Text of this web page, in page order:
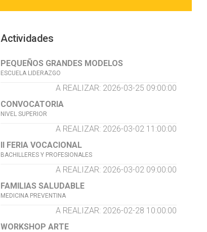
Actividades
PEQUEÑOS GRANDES MODELOS
ESCUELA LIDERAZGO
A REALIZAR: 2026-03-25 09:00:00
CONVOCATORIA
NIVEL SUPERIOR
A REALIZAR: 2026-03-02 11:00:00
II FERIA VOCACIONAL
BACHILLERES Y PROFESIONALES
A REALIZAR: 2026-03-02 09:00:00
FAMILIAS SALUDABLE
MEDICINA PREVENTINA
A REALIZAR: 2026-02-28 10:00:00
WORKSHOP ARTE